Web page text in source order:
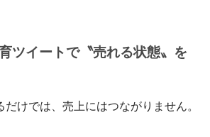
ツイートで〝売れる状態〟を
けでは、売上にはつながりません。